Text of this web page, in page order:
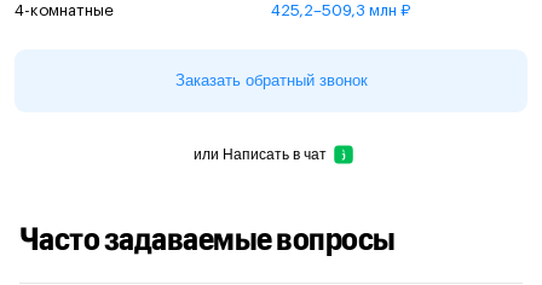
4-комнатные 425,2–509,3 млн ₽
Заказать обратный звонок
или Написать в чат
Часто задаваемые вопросы